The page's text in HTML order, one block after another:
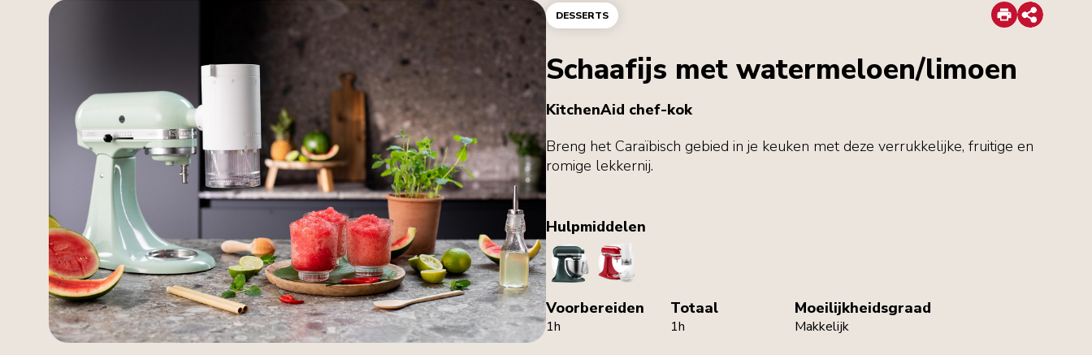
DESSERTS Print
Share
Schaafijs met watermeloen/limoen
KitchenAid chef-kok
Breng het Caraïbisch gebied in je keuken met deze verrukkelijke, fruitige en
romige lekkernij.
Hulpmiddelen
StandMixerIceShaver
Voorbereiden
1h
Totaal
1h
Moeilijkheidsgraad
Makkelijk